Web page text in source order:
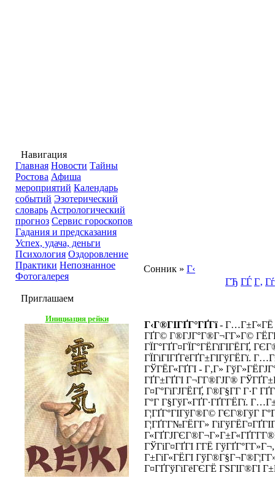
Навигация
Главная Новости Тайны
Ростова Афиша
мероприятий Календарь
событий Эзотерический
словарь Астрологический
прогноз Сервис гороскопов
Гадания и предсказания
Успех, удача, деньги
Психология Оздоровление
Практики Непознанное
Фотогалерея
Приглашаем
Инициация рейки
Сонник » Г‹
ГЂ ГЃ Г‚ Гѓ
Г‹Г®ГІГҐГ°ГҐГї- Г…Г±Г«ГЁ
ГҐГ© Г®ГЈГ°Г®Г¬Г­Г»Г©
ГЇГ°ГҐГ¤ГЇГ°ГЁГїГІГЁГҐ,
ГЇГіГІГҐГёГҐГ±ГІГўГЁГї.
ГЎГЁГ«ГҐГІ - Г‚Г»
ГҐГ±ГҐГІ Г¬Г­Г®ГЈГ®
Г¤Г°ГіГЈГЁГҐ, Г®Г§Г­Г Г·Г
Г°Г Г§ГўГ«ГҐГ·ГҐГ­ГЁГї.
Г¦ГҐГ°ГІГўГ®Г© ГЄГ®ГўГ
Г¦ГҐГ­Г№ГЁГ­Г»
ГЎГіГ¤ГҐГІ Г­ГЁ
Г±ГіГ«ГЁГІ
Г¤ГҐГўГіГёГЄГЁ ГЅГІГ®ГІ